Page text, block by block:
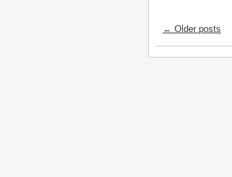
← Older posts